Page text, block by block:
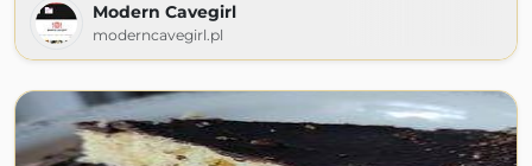
Modern Cavegirl
moderncavegirl.pl